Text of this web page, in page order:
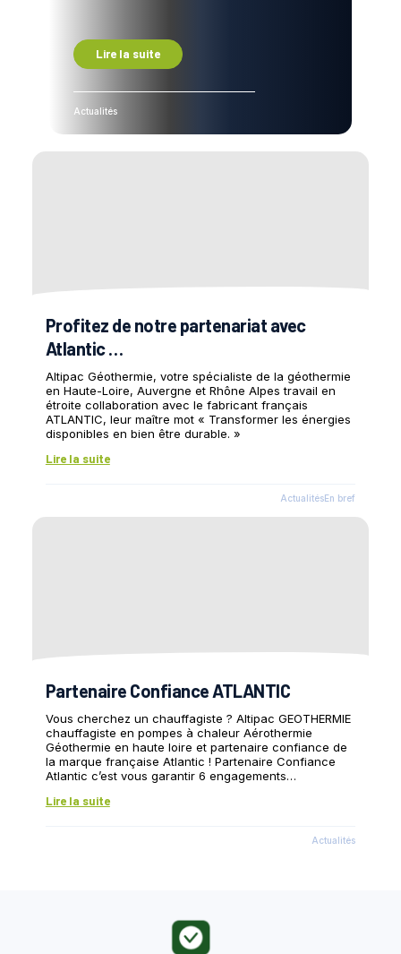
Lire la suite
Actualités
Profitez de notre partenariat avec
Atlantic …
Altipac Géothermie, votre spécialiste de la géothermie
en Haute-Loire, Auvergne et Rhône Alpes travail en
étroite collaboration avec le fabricant français
ATLANTIC, leur maître mot « Transformer les énergies
disponibles en bien être durable. »
Lire la suite
ActualitésEn bref
Partenaire Confiance ATLANTIC
Vous cherchez un chauffagiste ? Altipac GEOTHERMIE
chauffagiste en pompes à chaleur Aérothermie
Géothermie en haute loire et partenaire confiance de
la marque française Atlantic ! Partenaire Confiance
Atlantic c’est vous garantir 6 engagements…
Lire la suite
Actualités